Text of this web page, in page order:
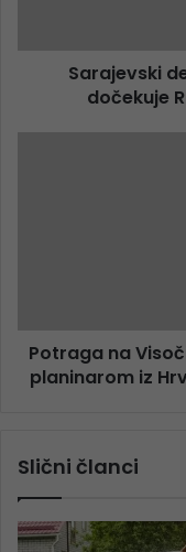
Sarajevski
dočekuje
Potraga na
planinarom iz
Slični članci